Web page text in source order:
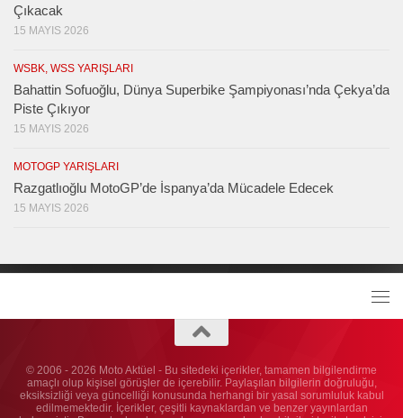
Çıkacak
15 MAYIS 2026
WSBK, WSS YARIŞLARI
Bahattin Sofuoğlu, Dünya Superbike Şampiyonası’nda Çekya’da
Piste Çıkıyor
15 MAYIS 2026
MOTOGP YARIŞLARI
Razgatlıoğlu MotoGP’de İspanya’da Mücadele Edecek
15 MAYIS 2026
© 2006 - 2026 Moto Aktüel - Bu sitedeki içerikler, tamamen bilgilendirme
amaçlı olup kişisel görüşler de içerebilir. Paylaşılan bilgilerin doğruluğu,
eksiksizliği veya güncelliği konusunda herhangi bir yasal sorumluluk kabul
edilmemektedir. İçerikler, çeşitli kaynaklardan ve benzer yayınlardan